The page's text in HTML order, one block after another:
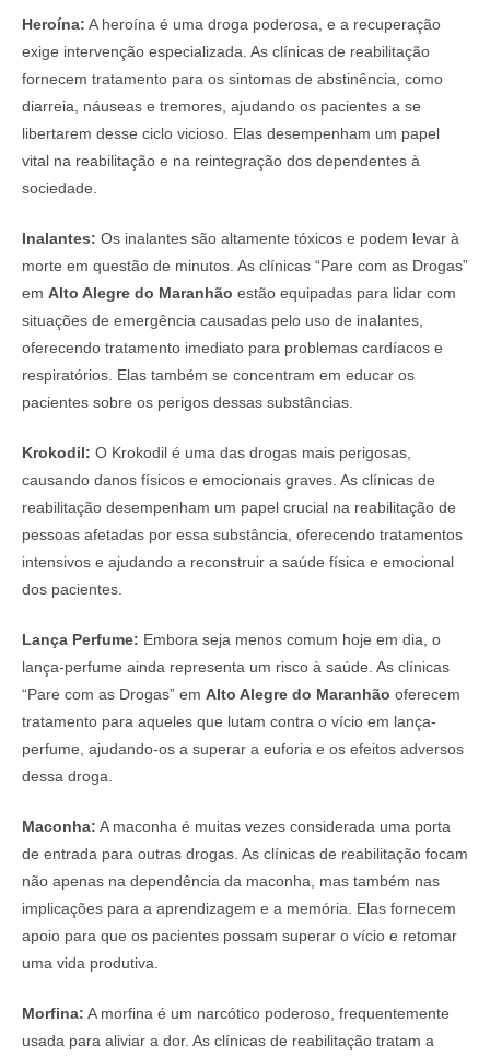
Heroína: A heroína é uma droga poderosa, e a recuperação
exige intervenção especializada. As clínicas de reabilitação
fornecem tratamento para os sintomas de abstinência, como
diarreia, náuseas e tremores, ajudando os pacientes a se
libertarem desse ciclo vicioso. Elas desempenham um papel
vital na reabilitação e na reintegração dos dependentes à
sociedade.
Inalantes: Os inalantes são altamente tóxicos e podem levar à
morte em questão de minutos. As clínicas “Pare com as Drogas”
em Alto Alegre do Maranhão estão equipadas para lidar com
situações de emergência causadas pelo uso de inalantes,
oferecendo tratamento imediato para problemas cardíacos e
respiratórios. Elas também se concentram em educar os
pacientes sobre os perigos dessas substâncias.
Krokodil: O Krokodil é uma das drogas mais perigosas,
causando danos físicos e emocionais graves. As clínicas de
reabilitação desempenham um papel crucial na reabilitação de
pessoas afetadas por essa substância, oferecendo tratamentos
intensivos e ajudando a reconstruir a saúde física e emocional
dos pacientes.
Lança Perfume: Embora seja menos comum hoje em dia, o
lança-perfume ainda representa um risco à saúde. As clínicas
“Pare com as Drogas” em Alto Alegre do Maranhão oferecem
tratamento para aqueles que lutam contra o vício em lança-
perfume, ajudando-os a superar a euforia e os efeitos adversos
dessa droga.
Maconha: A maconha é muitas vezes considerada uma porta
de entrada para outras drogas. As clínicas de reabilitação focam
não apenas na dependência da maconha, mas também nas
implicações para a aprendizagem e a memória. Elas fornecem
apoio para que os pacientes possam superar o vício e retomar
uma vida produtiva.
Morfina: A morfina é um narcótico poderoso, frequentemente
usada para aliviar a dor. As clínicas de reabilitação tratam a